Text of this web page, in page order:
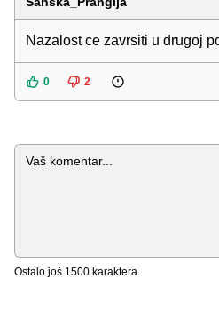
Nazalost ce zavrsiti u drugoj
0 2
Komentar
Ostalo još 1500 karaktera